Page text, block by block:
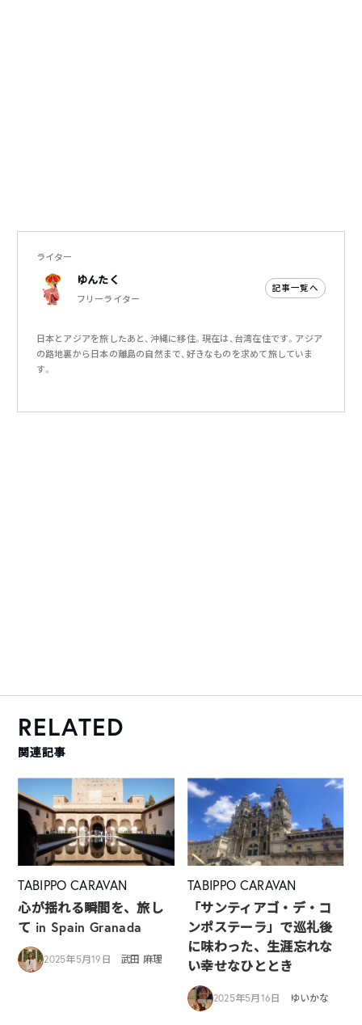
ライター
ゆんたく
フリーライター
記事一覧へ
日本とアジアを旅したあと、沖縄に移住。現在は、台湾在住です。アジア
の路地裏から日本の離島の自然まで、好きなものを求めて旅していま
す。
RELATED
関連記事
TABIPPO CARAVAN
心が揺れる瞬間を、旅し
て in Spain Granada
2025年5月19日 武田 麻理
TABIPPO CARAVAN
「サンティアゴ・デ・コ
ンポステーラ」で巡礼後
に味わった、生涯忘れな
い幸せなひととき
2025年5月16日 ゆいかな